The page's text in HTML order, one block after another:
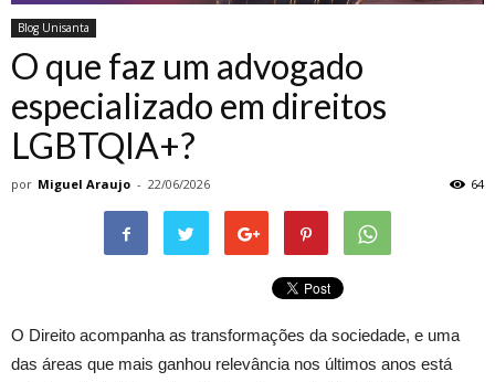
Blog Unisanta
O que faz um advogado
especializado em direitos
LGBTQIA+?
por Miguel Araujo - 22/06/2026 64
O Direito acompanha as transformações da sociedade, e uma
das áreas que mais ganhou relevância nos últimos anos está